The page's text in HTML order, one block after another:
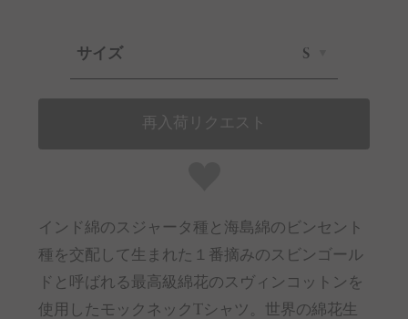
サイズ S
再入荷リクエスト
インド綿のスジャータ種と海島綿のビンセント
種を交配して生まれた１番摘みのスビンゴール
ドと呼ばれる最高級綿花のスヴィンコットンを
使用したモックネックTシャツ。世界の綿花生